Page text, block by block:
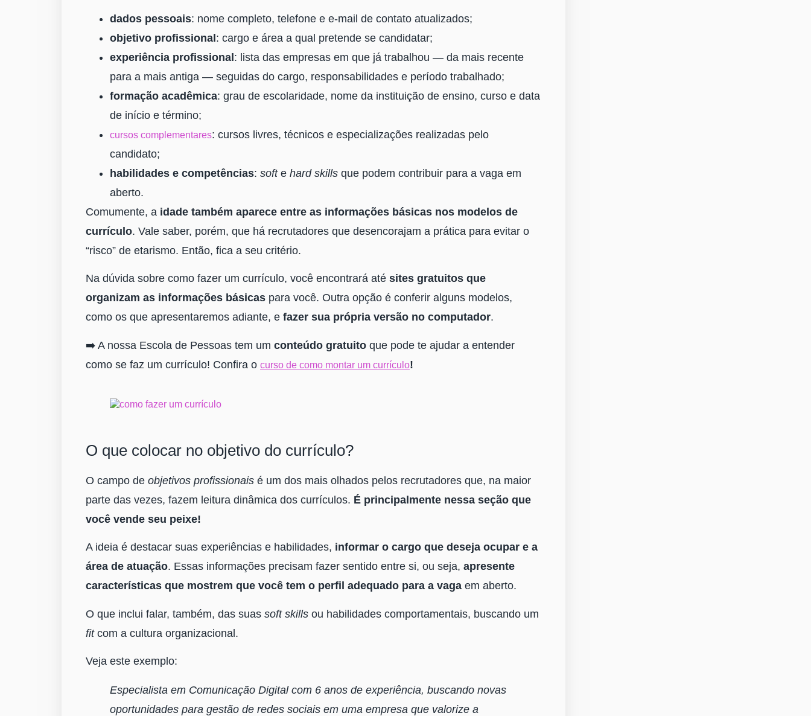
dados pessoais: nome completo, telefone e e-mail de contato atualizados;
objetivo profissional: cargo e área a qual pretende se candidatar;
experiência profissional: lista das empresas em que já trabalhou ― da mais recente
para a mais antiga ― seguidas do cargo, responsabilidades e período trabalhado;
formação acadêmica: grau de escolaridade, nome da instituição de ensino, curso e data
de início e término;
cursos complementares: cursos livres, técnicos e especializações realizadas pelo
candidato;
habilidades e competências: softe hard skills que podem contribuir para a vaga em
aberto.
Comumente, a idade também aparece entre as informações básicas nos modelos de
currículo. Vale saber, porém, que há recrutadores que desencorajam a prática para evitar o
“risco” de etarismo. Então, fica a seu critério.
Na dúvida sobre como fazer um currículo, você encontrará até sites gratuitos que
organizam as informações básicas para você. Outra opção é conferir alguns modelos,
como os que apresentaremos adiante, e fazer sua própria versão no computador.
➡️ A nossa Escola de Pessoas tem um conteúdo gratuito que pode te ajudar a entender
como se faz um currículo! Confira o curso de como montar um currículo!
O que colocar no objetivo do currículo?
O campo de objetivos profissionais é um dos mais olhados pelos recrutadores que, na maior
parte das vezes, fazem leitura dinâmica dos currículos. É principalmente nessa seção que
você vende seu peixe!
A ideia é destacar suas experiências e habilidades, informar o cargo que deseja ocupar e a
área de atuação. Essas informações precisam fazer sentido entre si, ou seja, apresente
características que mostrem que você tem o perfil adequado para a vaga em aberto.
O que inclui falar, também, das suas soft skills ou habilidades comportamentais, buscando um
fitcom a cultura organizacional.
Veja este exemplo:
Especialista em Comunicação Digital com 6 anos de experiência, buscando novas
oportunidades para gestão de redes sociais em uma empresa que valorize a